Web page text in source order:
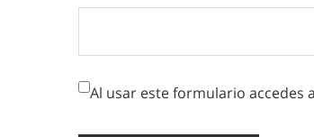
Al usar este formulario accedes